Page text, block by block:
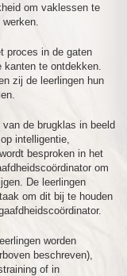
om vaklessen te
proces in de gaten
kanten te ontdekken.
zij de leerlingen hun
de brugklas in beeld
intelligentie,
besproken in het
om
De leerlingen
om dit bij te houden
worden
beschreven),
of in